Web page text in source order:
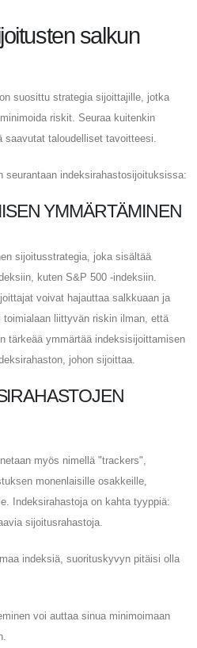
salkun
suosittu strategia sijoittajille, jotka
riskit. Seuraa kuitenkin
taloudelliset tavoitteesi.
indeksirahastosijoituksissa:
YMMÄRTÄMINEN
sijoitusstrategia, joka sisältää
kuten S&P 500 -indeksiin.
voivat hajauttaa salkkuaan ja
liittyvän riskin ilman, että
tärkeää ymmärtää indeksisijoittamisen
johon sijoittaa.
myös nimellä "trackers",
monenlaisille osakkeille,
Indeksirahastoja on kahta tyyppiä:
sijoitusrahastoja.
indeksiä, suorituskyvyn pitäisi olla
voi auttaa sinua minimoimaan